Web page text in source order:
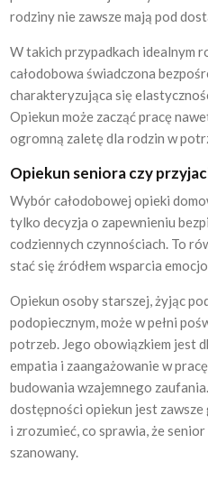
rodziny nie zawsze mają pod
W takich przypadkach idealnym
całodobowa świadczona
charakteryzująca się
Opiekun może zacząć pracę
ogromną zaletę dla rodzin w
Opiekun seniora czy
Wybór całodobowej opieki
tylko decyzja o zapewnieniu
codziennych czynnościach. To
stać się źródłem wsparcia
Opiekun osoby starszej, żyjąc
podopiecznym, może w pełni
potrzeb. Jego obowiązkiem jest
empatia i zaangażowanie w
budowania wzajemnego
dostępności opiekun jest zawsze
i zrozumieć, co sprawia, że
szanowany.